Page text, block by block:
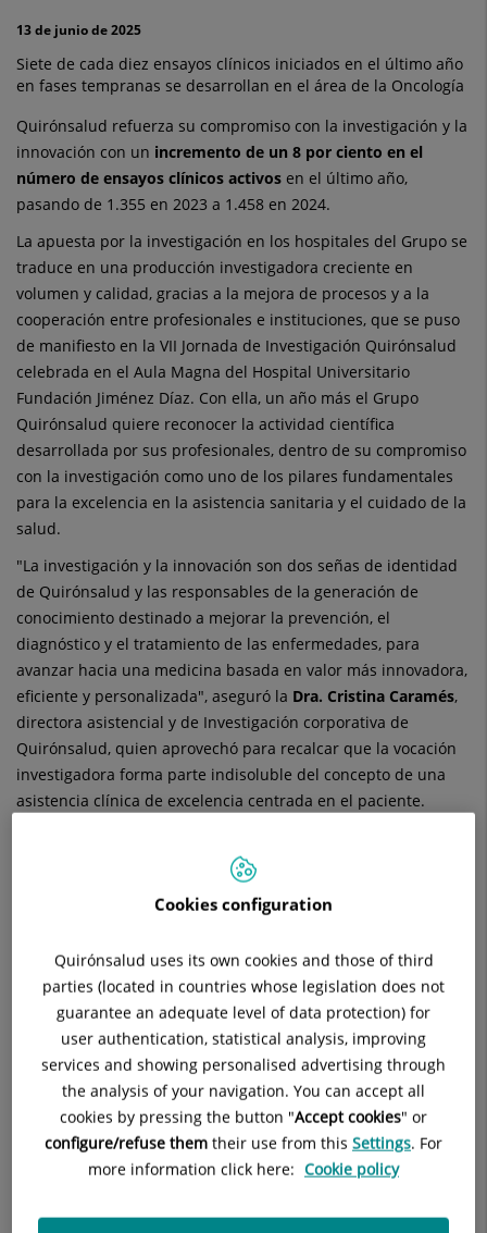
del
8%
sus
ensayos
clínicos
activos
en
2024
13 de junio de 2025
Siete de cada diez ensayos clínicos iniciados en el último año
en fases tempranas se desarrollan en el área de la Oncología
Quirónsalud refuerza su compromiso con la investigación y la
innovación con un incremento de un 8 por ciento en el
número de ensayos clínicos activos en el último año,
pasando de 1.355 en 2023 a 1.458 en 2024.
La apuesta por la investigación en los hospitales del Grupo se
traduce en una producción investigadora creciente en
volumen y calidad, gracias a la mejora de procesos y a la
cooperación entre profesionales e instituciones, que se puso
de manifiesto en la VII Jornada de Investigación Quirónsalud
celebrada en el Aula Magna del Hospital Universitario
Fundación Jiménez Díaz. Con ella, un año más el Grupo
Quirónsalud quiere reconocer la actividad científica
desarrollada por sus profesionales, dentro de su compromiso
con la investigación como uno de los pilares fundamentales
para la excelencia en la asistencia sanitaria y el cuidado de la
salud.
"La investigación y la innovación son dos señas de identidad
de Quirónsalud y las responsables de la generación de
conocimiento destinado a mejorar la prevención, el
diagnóstico y el tratamiento de las enfermedades, para
avanzar hacia una medicina basada en valor más innovadora,
eficiente y personalizada", aseguró la Dra. Cristina Caramés,
directora asistencial y de Investigación corporativa de
Quirónsalud, quien aprovechó para recalcar que la vocación
investigadora forma parte indisoluble del concepto de una
asistencia clínica de excelencia centrada en el paciente.
Quirónsalud como una de las instituciones con mayor
capacidad de ofrecer a sus pacientes medicamentos y
productos sanitarios innovadores, gracias a los más de 1.450
año", afirmó laDra. Carmen Ayuso, directora científica del
Instituto de Investigación Sanitaria-Fundación Jiménez Díaz,
que quiso poner en relieve que detrás de estas cifras está el
trabajo de muchos profesionales que compatibilizan su labor
clínica con una importante actividad investigadora.
Algunos de ellos compartieron durante la jornada
experiencias y resultados de diferentes iniciativas
innovadoras puestas en marcha en los últimos tiempos, como
real con inteligencia artificial -el proyecto ARGOS-, la
Cookies configuration
Quirónsalud uses its own cookies and those of third
parties (located in countries whose legislation does not
guarantee an adequate level of data protection) for
user authentication, statistical analysis, improving
services and showing personalised advertising through
the analysis of your navigation. You can accept all
cookies by pressing the button "Accept cookies" or
configure/refuse them their use from this Settings. For
more information click here: Cookie policy